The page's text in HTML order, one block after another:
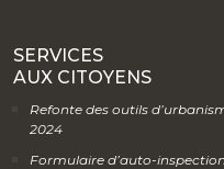
SERVICES
AUX CITOYENS
Refonte des outils
2024
Formulaire d’auto-